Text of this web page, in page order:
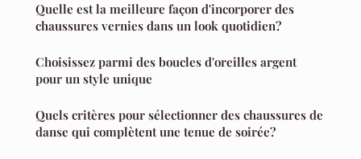
Quelle est la meilleure façon d'incorporer des
chaussures vernies dans un look quotidien?
Choisissez parmi des boucles d'oreilles argent
pour un style unique
Quels critères pour sélectionner des chaussures de
danse qui complètent une tenue de soirée?